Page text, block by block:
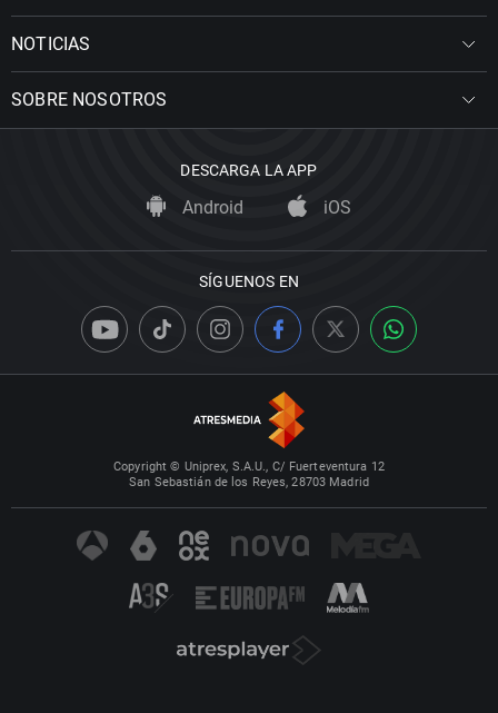
NOTICIAS
SOBRE NOSOTROS
DESCARGA LA APP
Android iOS
SÍGUENOS EN
Copyright © Uniprex, S.A.U., C/ Fuerteventura 12
San Sebastián de los Reyes, 28703 Madrid